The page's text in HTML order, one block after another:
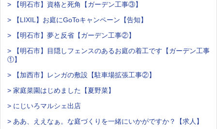
> 【明石市】資格と死角【ガーデン工事③】
> 【LIXIL】お庭にGoToキャンペーン【告知】
> 【明石市】夢と反省【ガーデン工事②】
> 【明石市】目隠しフェンスのあるお庭の着工です【ガーデン工事
①】
> 【加西市】レンガの敷設【駐車場拡張工事②】
> 家庭菜園はじめました【夏野菜】
> にじいろマルシェ出店
> ああ、ええなぁ。な庭づくりを一緒にいかがですか？【求人】